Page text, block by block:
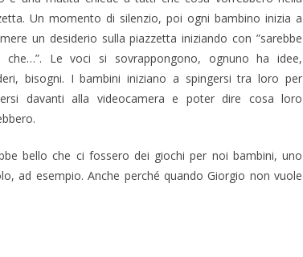
Un momento di silenzio, poi ogni bambino inizia a
un desiderio sulla piazzetta iniziando con ”sarebbe
che…”. Le voci si sovrappongono, ognuno ha idee,
bisogni. I bambini iniziano a spingersi tra loro per
davanti alla videocamera e poter dire cosa loro
bello che ci fossero dei giochi per noi bambini, uno
ad esempio. Anche perché quando Giorgio non vuole